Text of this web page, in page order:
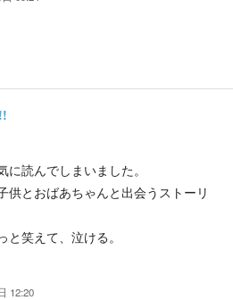
読んでしまいました。
供とおばあちゃんと出会うストーリ
と笑えて、泣ける。
12:20